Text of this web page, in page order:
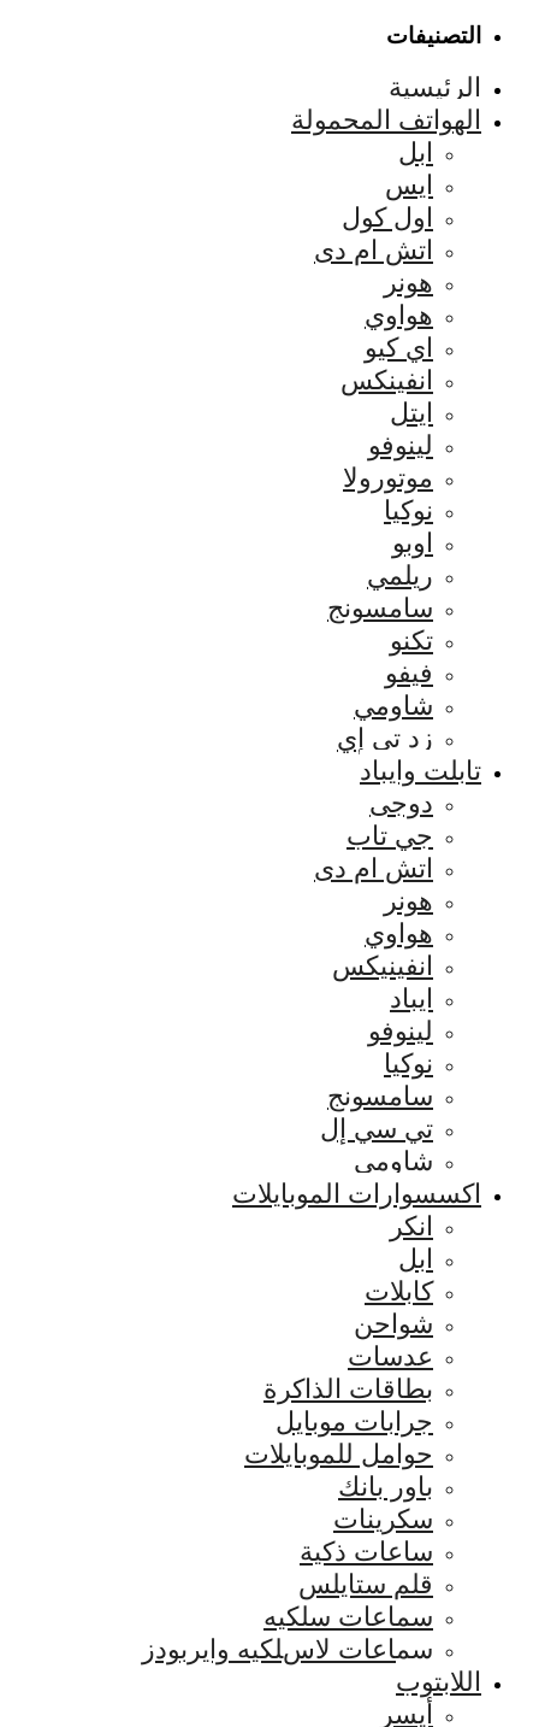
التصنيفات
الرئيسية
الهواتف المحمولة
ابل
ايس
اول كول
اتش ام دى
هونر
هواوي
اي كيو
انفينكس
ايتل
لينوفو
موتورولا
نوكيا
اوبو
ريلمي
سامسونج
تكنو
فيفو
شاومي
زد تي إي
تابلت وايباد
دوجى
جي تاب
اتش ام دى
هونر
هواوي
انفينيكس
ايباد
لينوفو
نوكيا
سامسونج
تي سي إل
شاومي
اكسسوارات الموبايلات
انكر
ابل
كابلات
شواحن
عدسات
بطاقات الذاكرة
جرابات موبايل
حوامل للموبايلات
باور بانك
سكرينات
ساعات ذكية
قلم ستايلس
سماعات سلكيه
سماعات لاسلكيه وايربودز
اللابتوب
أيسر